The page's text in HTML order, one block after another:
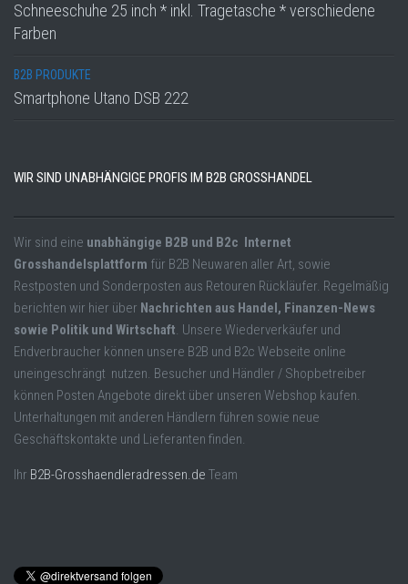
Schneeschuhe 25 inch * inkl. Tragetasche * verschiedene
Farben
B2B PRODUKTE
Smartphone Utano DSB 222
WIR SIND UNABHÄNGIGE PROFIS IM B2B GROSSHANDEL
Wir sind eine unabhängige B2B und B2c Internet
Grosshandelsplattform für B2B Neuwaren aller Art, sowie
Restposten und Sonderposten aus Retouren Rückläufer. Regelmäßig
berichten wir hier über Nachrichten aus Handel, Finanzen-News
sowie Politik und Wirtschaft. Unsere Wiederverkäufer und
Endverbraucher können unsere B2B und B2c Webseite online
uneingeschrängt nutzen. Besucher und Händler / Shopbetreiber
können Posten Angebote direkt über unseren Webshop kaufen.
Unterhaltungen mit anderen Händlern führen sowie neue
Geschäftskontakte und Lieferanten finden.
Ihr B2B-Grosshaendleradressen.de Team